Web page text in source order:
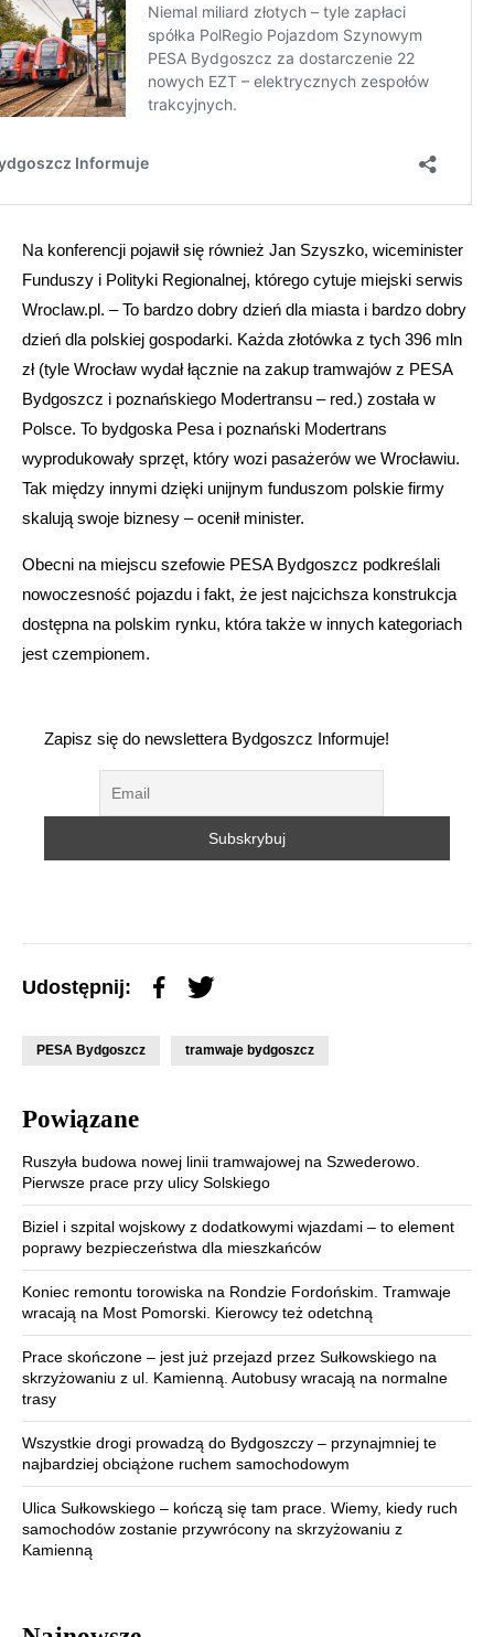
Na konferencji pojawił się również Jan Szyszko, wiceminister
Funduszy i Polityki Regionalnej, którego cytuje miejski serwis
Wroclaw.pl. – To bardzo dobry dzień dla miasta i bardzo dobry
dzień dla polskiej gospodarki. Każda złotówka z tych 396 mln
zł (tyle Wrocław wydał łącznie na zakup tramwajów z PESA
Bydgoszcz i poznańskiego Modertransu – red.) została w
Polsce. To bydgoska Pesa i poznański Modertrans
wyprodukowały sprzęt, który wozi pasażerów we Wrocławiu.
Tak między innymi dzięki unijnym funduszom polskie firmy
skalują swoje biznesy – ocenił minister.
Obecni na miejscu szefowie PESA Bydgoszcz podkreślali
nowoczesność pojazdu i fakt, że jest najcichsza konstrukcja
dostępna na polskim rynku, która także w innych kategoriach
jest czempionem.
Zapisz się do newslettera Bydgoszcz Informuje!
Udostępnij:
PESA Bydgoszcz tramwaje bydgoszcz
Powiązane
Ruszyła budowa nowej linii tramwajowej na Szwederowo.
Pierwsze prace przy ulicy Solskiego
Biziel i szpital wojskowy z dodatkowymi wjazdami – to element
poprawy bezpieczeństwa dla mieszkańców
Koniec remontu torowiska na Rondzie Fordońskim. Tramwaje
wracają na Most Pomorski. Kierowcy też odetchną
Prace skończone – jest już przejazd przez Sułkowskiego na
skrzyżowaniu z ul. Kamienną. Autobusy wracają na normalne
trasy
Wszystkie drogi prowadzą do Bydgoszczy – przynajmniej te
najbardziej obciążone ruchem samochodowym
Ulica Sułkowskiego – kończą się tam prace. Wiemy, kiedy ruch
samochodów zostanie przywrócony na skrzyżowaniu z
Kamienną